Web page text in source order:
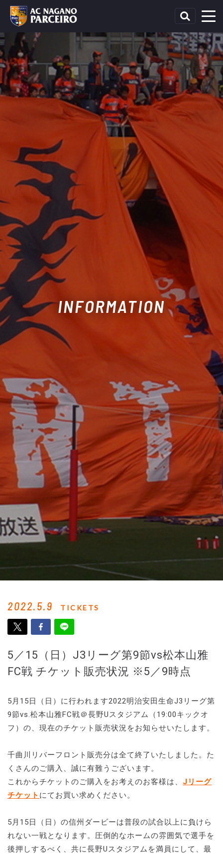
INFORMATION
2022.5.9 TICKETS
5／15（日）J3リーグ第9節vs松本山雅
FC戦 チケット販売状況 ※5／9時点
5月15日（日）に行われます2022明治安田生命J3リーグ第
9節vs.松本山雅FC戦＠長野Uスタジアム（19:00キックオ
フ）の、現在のチケット販売状況をお知らせいたします。
千曲川リバーフロント販売分は全て終了いたしました。た
くさんのご購入、誠に有難うございます。
これからチケットのご購入をお考えのお客様は、 Jリーグ
チケット にてお買い求めください。
5月15日（日）の信州ダービーは普段の試合以上に負けら
れない一戦となります。圧倒的なホームの雰囲気で選手を
後押しするべく、共に長野Uスタジアムを満員にして、最